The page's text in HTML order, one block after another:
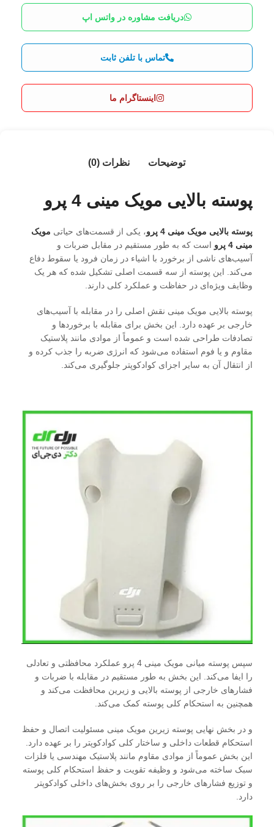
دریافت مشاوره در واتس اپ
تماس با تلفن ثابت
اینستاگرام ما
توضیحات نظرات (0)
پوسته بالایی مویک مینی 4 پرو
پوسته بالایی مویک مینی 4 پرو ، یکی از قسمت‌های حیاتی مویک
مینی 4 پرو
است که به طور مستقیم در مقابل ضربات و
آسیب‌های ناشی از برخورد با اشیاء در زمان فرود یا سقوط دفاع
می‌کند. این پوسته از سه قسمت اصلی تشکیل شده که هر یک
وظایف ویژه‌ای در حفاظت و عملکرد کلی دارند.
پوسته بالایی مویک مینی نقش اصلی را در مقابله با آسیب‌های
خارجی بر عهده دارد. این بخش برای مقابله با برخوردها و
تصادفات طراحی شده است و عموماً از موادی مانند پلاستیک
مقاوم و یا فوم استفاده می‌شود که انرژی ضربه را جذب کرده و
از انتقال آن به سایر اجزای کوادکوپتر جلوگیری می‌کند.
سپس پوسته میانی مویک مینی 4 پرو عملکرد محافظتی و تعادلی
را ایفا می‌کند. این بخش به طور مستقیم در مقابله با ضربات و
فشارهای خارجی از پوسته بالایی و زیرین محافظت می‌کند و
همچنین به استحکام کلی پوسته کمک می‌کند.
و در بخش نهایی پوسته زیرین مویک مینی مسئولیت اتصال و حفظ
استحکام قطعات داخلی و ساختار کلی کوادکوپتر را بر عهده دارد.
این بخش عموماً از موادی مقاوم مانند پلاستیک مهندسی یا فلزات
سبک ساخته می‌شود و وظیفه تقویت و حفظ استحکام کلی پوسته
و توزیع فشارهای خارجی را بر روی بخش‌های داخلی کوادکوپتر
دارد.